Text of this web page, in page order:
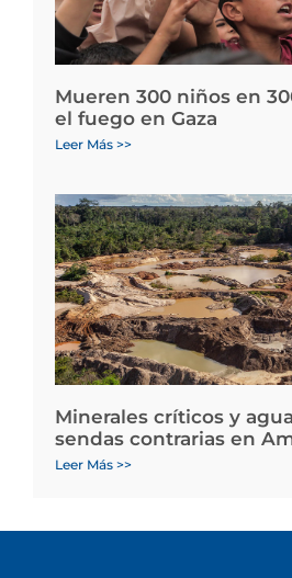
Mueren 300 niños en
el fuego en Gaza
Leer Más >>
Minerales críticos y
sendas contrarias en
Leer Más >>